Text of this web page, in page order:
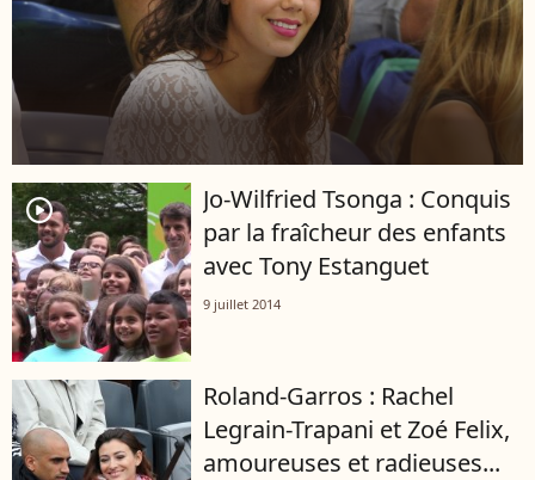
player2
Jo-Wilfried Tsonga : Conquis
par la fraîcheur des enfants
avec Tony Estanguet
9 juillet 2014
Roland-Garros : Rachel
Legrain-Trapani et Zoé Felix,
amoureuses et radieuses...